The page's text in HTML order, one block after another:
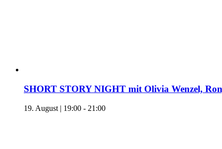
SHORT STORY NIGHT mit Olivia Wenzel,
19. August | 19:00 - 21:00